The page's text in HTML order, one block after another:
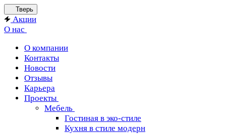
Тверь
Акции
О нас
О компании
Контакты
Новости
Отзывы
Карьера
Проекты
Мебель
Гостиная в эко-стиле
Кухня в стиле модерн